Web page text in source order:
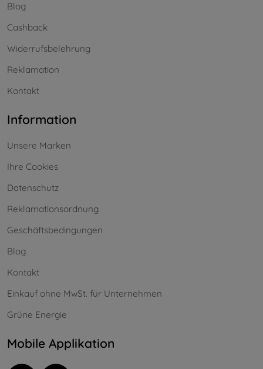
Blog
Cashback
Widerrufsbelehrung
Reklamation
Kontakt
Information
Unsere Marken
Ihre Cookies
Datenschutz
Reklamationsordnung
Geschäftsbedingungen
Blog
Kontakt
Einkauf ohne MwSt. für Unternehmen
Grüne Energie
Mobile Applikation